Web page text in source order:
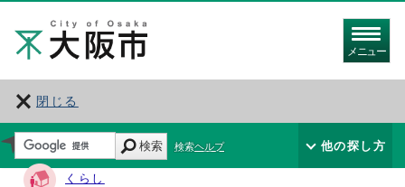
メニュー
閉じる
サイト・ナビ
くらし
検索 検索ヘルプ 他の探し方